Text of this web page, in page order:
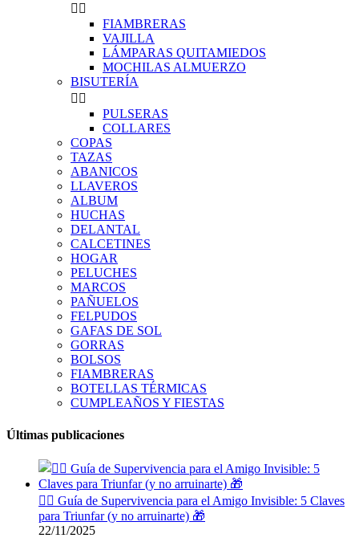
 
FIAMBRERAS
VAJILLA
LÁMPARAS QUITAMIEDOS
MOCHILAS ALMUERZO
BISUTERÍA
 
PULSERAS
COLLARES
COPAS
TAZAS
ABANICOS
LLAVEROS
ALBUM
HUCHAS
DELANTAL
CALCETINES
HOGAR
PELUCHES
MARCOS
PAÑUELOS
FELPUDOS
GAFAS DE SOL
GORRAS
BOLSOS
FIAMBRERAS
BOTELLAS TÉRMICAS
CUMPLEAÑOS Y FIESTAS
Últimas publicaciones
🕵️‍♂️ Guía de Supervivencia para el Amigo Invisible: 5 Claves
para Triunfar (y no arruinarte) 🎁
22/11/2025